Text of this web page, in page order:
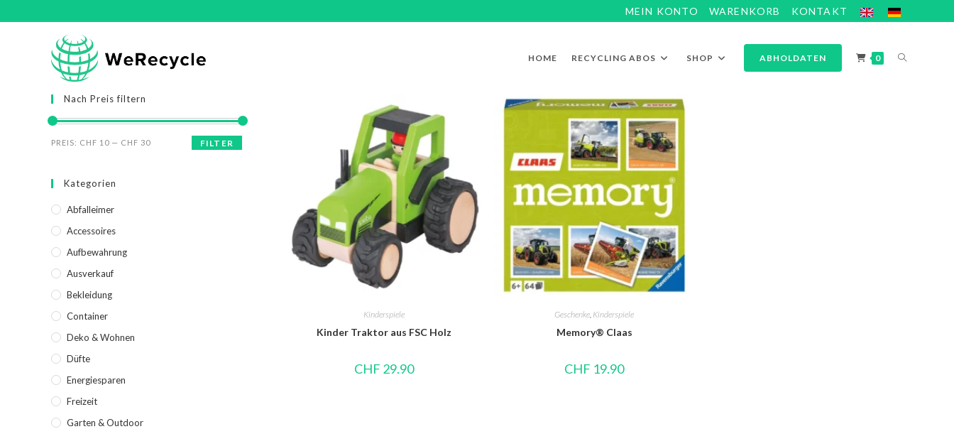
MEIN KONTO WARENKORB KONTAKT
HOME RECYCLING ABOS SHOP ABHOLDATEN 0
Kinderspiele
Kinder Traktor aus FSC Holz
CHF 29.90
Geschenke Kinderspiele
Memory® Claas
CHF 19.90
Nach Preis filtern
FILTER
PREIS: CHF 10 — CHF 30
Kategorien
Abfalleimer
Accessoires
Aufbewahrung
Ausverkauf
Bekleidung
Container
Deko & Wohnen
Düfte
Energiesparen
Freizeit
Garten & Outdoor